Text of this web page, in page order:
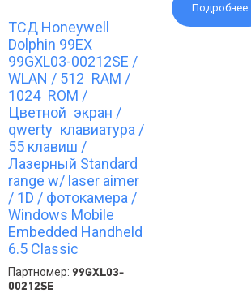
Подробнее
ТСД Honeywell
Dolphin 99EX
99GXL03-00212SE /
WLAN / 512 RAM /
1024 ROM /
Цветной экран /
qwerty клавиатура /
55 клавиш /
Лазерный Standard
range w/ laser aimer
/ 1D / фотокамера /
Windows Mobile
Embedded Handheld
6.5 Сlassic
Партномер: 99GXL03-
00212SE